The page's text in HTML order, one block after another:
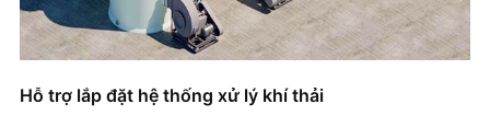
Hỗ trợ lắp đặt hệ thống xử lý khí thải